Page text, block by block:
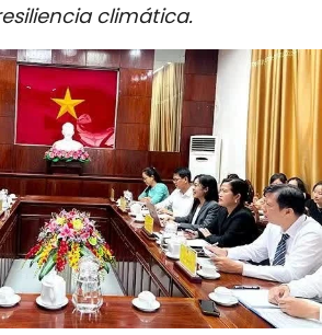
PUENTE DE AMISTAD
HISTORIAS MULTIMEDIA
FOTOGRAFÍA
¿QUIÉNES SOMOS?
TIẾNG VIỆT
ENGLISH
climática.